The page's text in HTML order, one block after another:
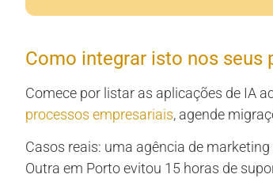
Como integrar isto nos seus
Comece por listar as aplicações de IA
processos empresariais, agende
Casos reais: uma agência de
Outra em Porto evitou 15 horas de